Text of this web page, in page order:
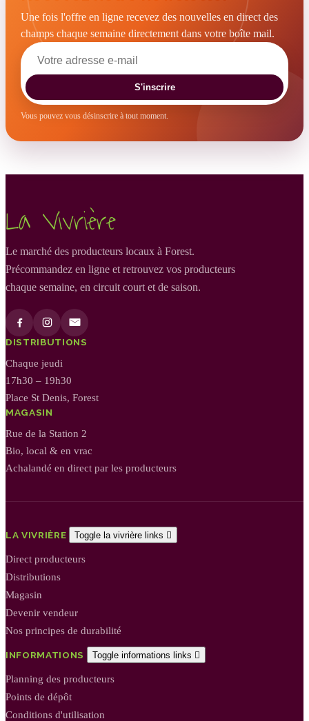
Une fois l'offre en ligne recevez des nouvelles en direct des
champs chaque semaine directement dans votre boîte mail.
S'inscrire
Vous pouvez vous désinscrire à tout moment.
La Vivrière
Le marché des producteurs locaux à Forest.
Précommandez en ligne et retrouvez vos producteurs
chaque semaine, en circuit court et de saison.
DISTRIBUTIONS
Chaque jeudi
17h30 – 19h30
Place St Denis, Forest
MAGASIN
Rue de la Station 2
Bio, local & en vrac
Achalandé en direct par les producteurs
LA VIVRIÈRE Toggle la vivrière links 
Direct producteurs
Distributions
Magasin
Devenir vendeur
Nos principes de durabilité
INFORMATIONS Toggle informations links 
Planning des producteurs
Points de dépôt
Conditions d'utilisation